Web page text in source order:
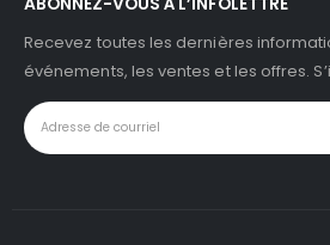
Recevez toutes les dernières
événements, les ventes et les offres.